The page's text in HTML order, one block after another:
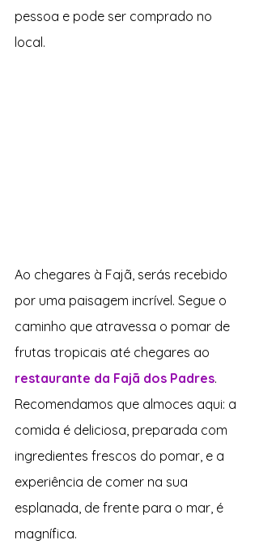
pessoa e pode ser comprado no
local.
Ao chegares à Fajã, serás recebido
por uma paisagem incrível. Segue o
caminho que atravessa o pomar de
frutas tropicais até chegares ao
restaurante da Fajã dos Padres.
Recomendamos que almoces aqui: a
comida é deliciosa, preparada com
ingredientes frescos do pomar, e a
experiência de comer na sua
esplanada, de frente para o mar, é
magnífica.